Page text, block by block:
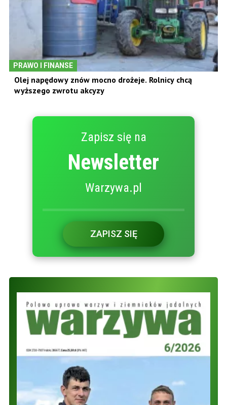
PRAWO I FINANSE
Olej napędowy znów mocno drożeje. Rolnicy chcą
wyższego zwrotu akcyzy
Zapisz się na
Newsletter
Warzywa.pl
ZAPISZ SIĘ